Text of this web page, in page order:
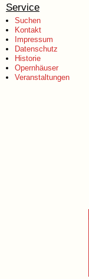
Service
Suchen
Kontakt
Impressum
Datenschutz
Historie
Opernhäuser
Veranstaltungen